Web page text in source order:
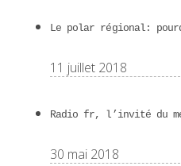
Le polar régional:
11 juillet 2018
Radio fr, l’invité du
30 mai 2018